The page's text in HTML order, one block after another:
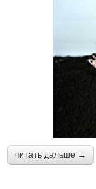
читать дальше →